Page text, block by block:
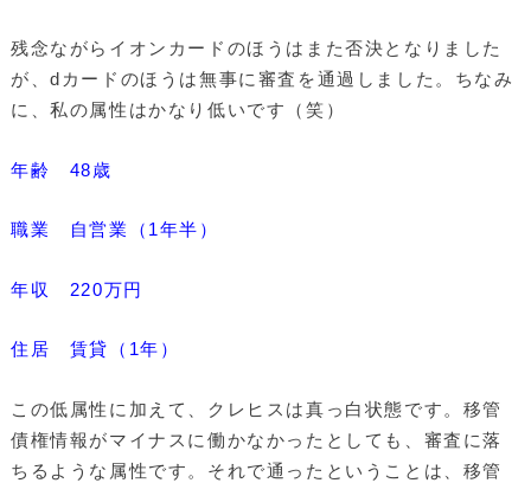
残念ながらイオンカードのほうはまた否決となりました
が、dカードのほうは無事に審査を通過しました。ちなみ
に、私の属性はかなり低いです（笑）
年齢 48歳
職業 自営業（1年半）
年収 220万円
住居 賃貸（1年）
この低属性に加えて、クレヒスは真っ白状態です。移管
債権情報がマイナスに働かなかったとしても、審査に落
ちるような属性です。それで通ったということは、移管